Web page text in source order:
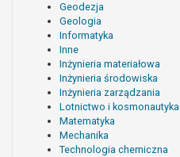
Geodezja
Geologia
Informatyka
Inne
Inżynieria materiałowa
Inżynieria środowiska
Inżynieria zarządzania
Lotnictwo i kosmonautyka
Matematyka
Mechanika
Technologia chemiczna